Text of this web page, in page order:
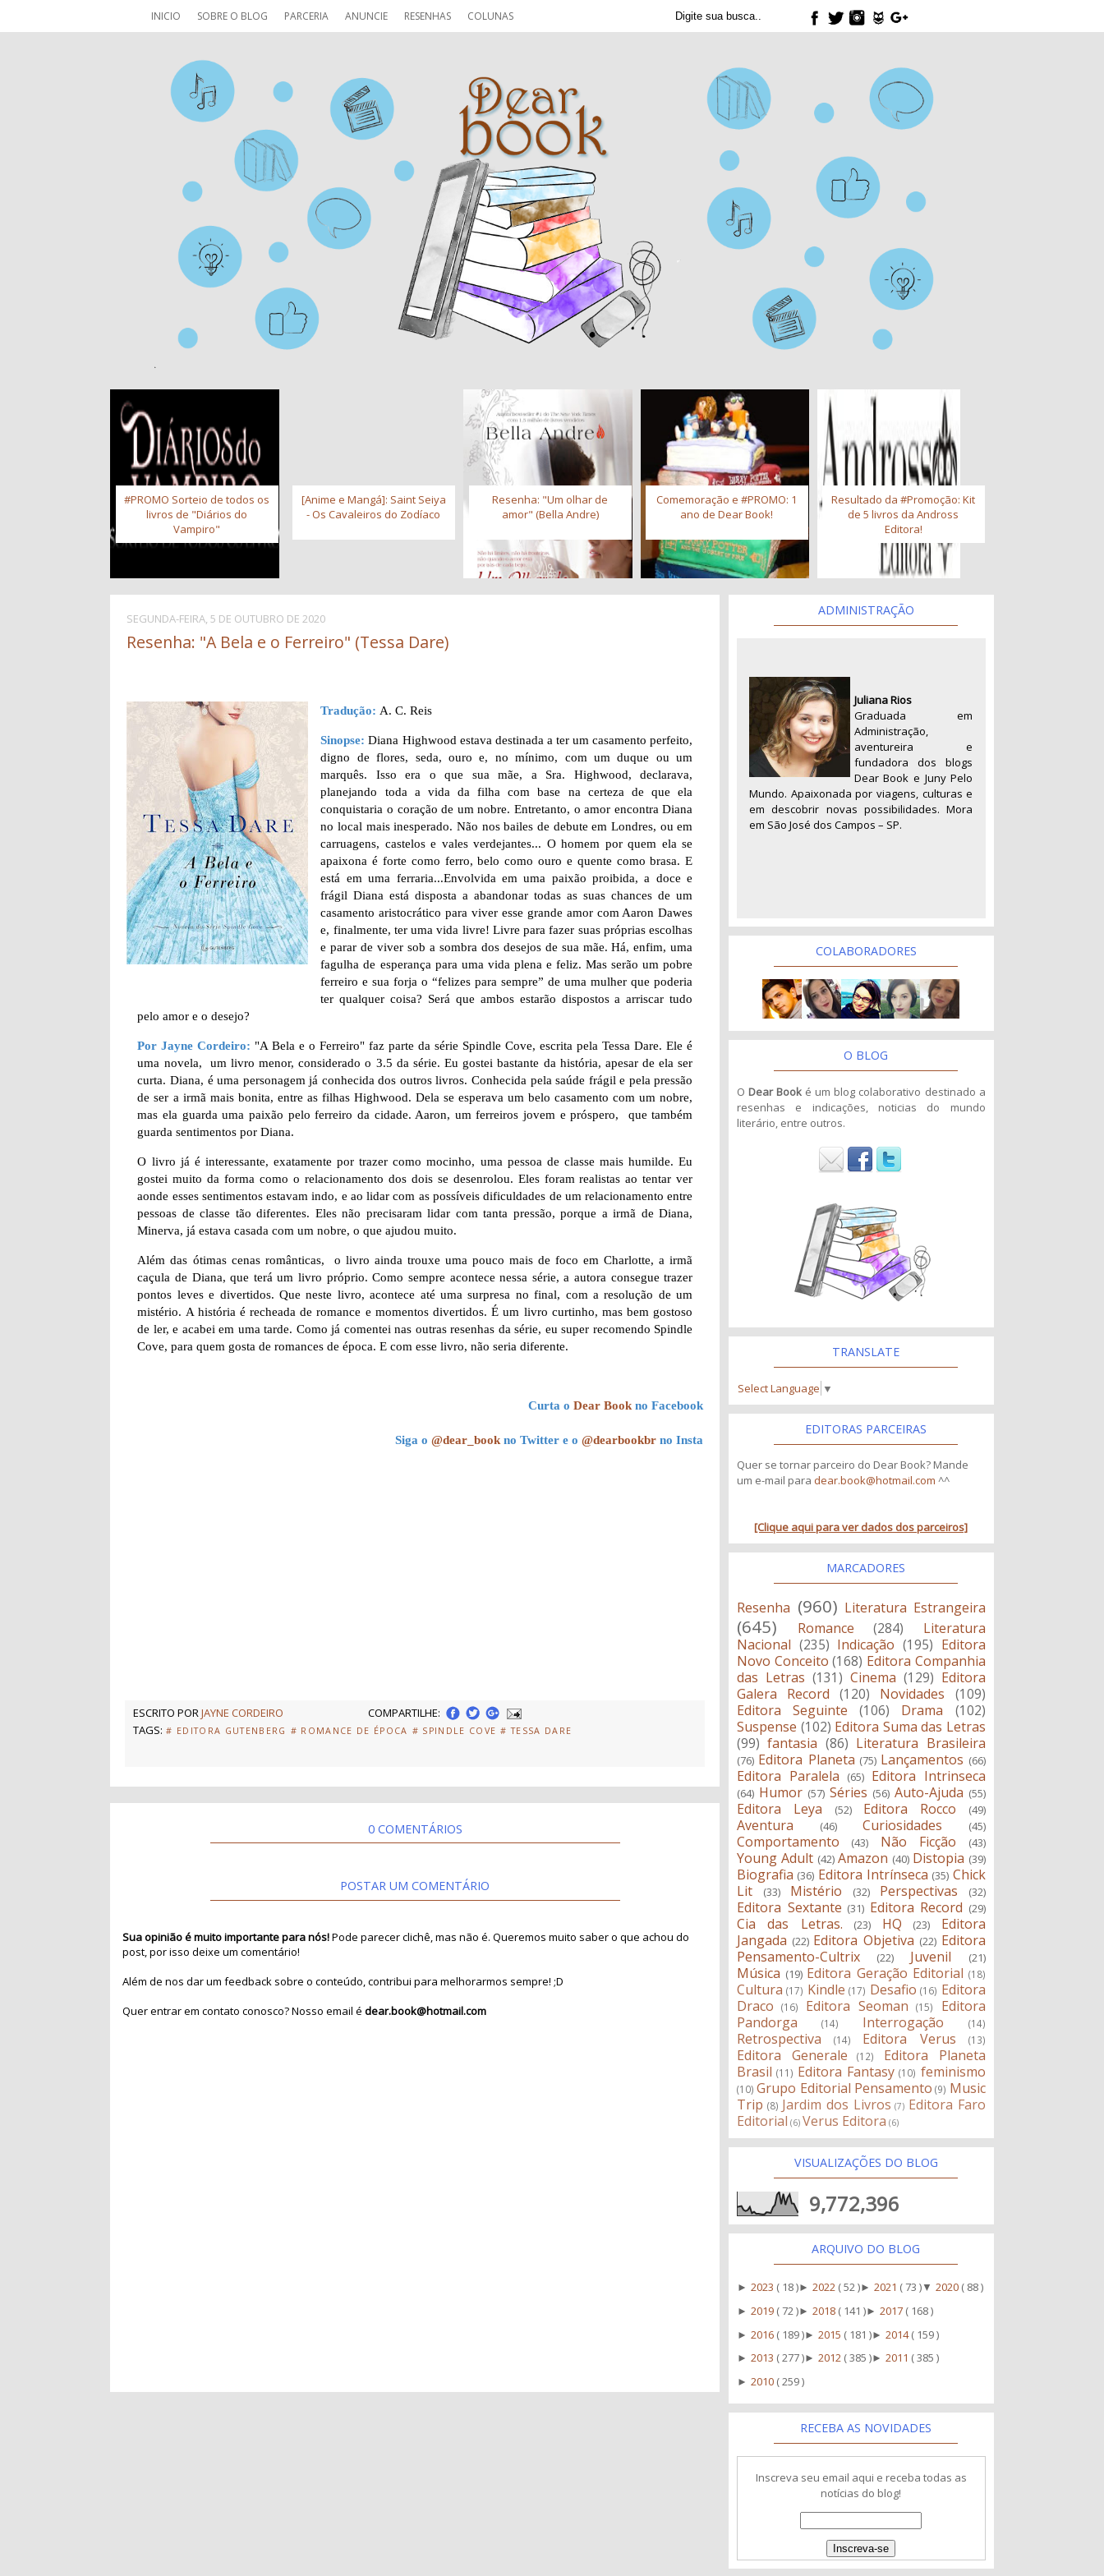
INICIO SOBRE O BLOG PARCERIA ANUNCIE RESENHAS COLUNAS
#PROMO Sorteio de todos os
livros de "Diários do
Vampiro"
[Anime e Mangá]: Saint Seiya
- Os Cavaleiros do Zodíaco
Resenha: "Um olhar de
amor" (Bella Andre)
Comemoração e #PROMO: 1
ano de Dear Book!
Resultado da #Promoção: Kit
de 5 livros da Andross
Editora!
SEGUNDA-FEIRA, 5 DE OUTUBRO DE 2020
Resenha: "A Bela e o Ferreiro" (Tessa Dare)
Tradução:A. C. Reis
Sinopse: Diana Highwood estava destinada a ter um casamento perfeito,
digno de flores, seda, ouro e, no mínimo, com um duque ou um
marquês. Isso era o que sua mãe, a Sra. Highwood, declarava,
planejando toda a vida da filha com base na certeza de que ela
conquistaria o coração de um nobre. Entretanto, o amor encontra Diana
no local mais inesperado. Não nos bailes de debute em Londres, ou em
carruagens, castelos e vales verdejantes... O homem por quem ela se
apaixona é forte como ferro, belo como ouro e quente como brasa. E
está em uma ferraria...Envolvida em uma paixão proibida, a doce e
frágil Diana está disposta a abandonar todas as suas chances de um
casamento aristocrático para viver esse grande amor com Aaron Dawes
e, finalmente, ter uma vida livre! Livre para fazer suas próprias escolhas
e parar de viver sob a sombra dos desejos de sua mãe. Há, enfim, uma
fagulha de esperança para uma vida plena e feliz. Mas serão um pobre
ferreiro e sua forja o “felizes para sempre” de uma mulher que poderia
ter qualquer coisa? Será que ambos estarão dispostos a arriscar tudo
pelo amor e o desejo?
Por Jayne Cordeiro: "A Bela e o Ferreiro" faz parte da série Spindle Cove, escrita pela Tessa Dare. Ele é
uma novela, um livro menor, considerado o 3.5 da série. Eu gostei bastante da história, apesar de ela ser
curta. Diana, é uma personagem já conhecida dos outros livros. Conhecida pela saúde frágil e pela pressão
de ser a irmã mais bonita, entre as filhas Highwood. Dela se esperava um belo casamento com um nobre,
mas ela guarda uma paixão pelo ferreiro da cidade. Aaron, um ferreiros jovem e próspero, que também
guarda sentimentos por Diana.
O livro já é interessante, exatamente por trazer como mocinho, uma pessoa de classe mais humilde. Eu
gostei muito da forma como o relacionamento dos dois se desenrolou. Eles foram realistas ao tentar ver
aonde esses sentimentos estavam indo, e ao lidar com as possíveis dificuldades de um relacionamento entre
pessoas de classe tão diferentes. Eles não precisaram lidar com tanta pressão, porque a irmã de Diana,
Minerva, já estava casada com um nobre, o que ajudou muito.
Além das ótimas cenas românticas, o livro ainda trouxe uma pouco mais de foco em Charlotte, a irmã
caçula de Diana, que terá um livro próprio. Como sempre acontece nessa série, a autora consegue trazer
pontos leves e divertidos. Que neste livro, acontece até uma surpresa no final, com a resolução de um
mistério. A história é recheada de romance e momentos divertidos. É um livro curtinho, mas bem gostoso
de ler, e acabei em uma tarde. Como já comentei nas outras resenhas da série, eu super recomendo Spindle
Cove, para quem gosta de romances de época. E com esse livro, não seria diferente.
Curta oDear Book no Facebook
Siga o@dear_book no Twitter e o@dearbookbr no Insta
ESCRITO PORJAYNE CORDEIRO
COMPARTILHE:
TAGS: # EDITORA GUTENBERG # ROMANCE DE ÉPOCA # SPINDLE COVE # TESSA DARE
0 COMENTÁRIOS
POSTAR UM COMENTÁRIO
Sua opinião é muito importante para nós!Pode parecer clichê, mas não é. Queremos muito saber o que achou do
post, por isso deixe um comentário!
Além de nos dar um feedback sobre o conteúdo, contribui para melhorarmos sempre! ;D
Quer entrar em contato conosco? Nosso email édear.book@hotmail.com
ADMINISTRAÇÃO
Juliana Rios
Graduada em
Administração,
aventureira e
fundadora dos blogs
Dear Book e Juny Pelo
Mundo. Apaixonada por viagens, culturas e
em descobrir novas possibilidades. Mora
em São José dos Campos – SP.
COLABORADORES
O BLOG
O Dear Book é um blog colaborativo destinado a
resenhas e indicações, noticias do mundo
literário, entre outros.
TRANSLATE
Select Language ▼
EDITORAS PARCEIRAS
Quer se tornar parceiro do Dear Book? Mande
um e-mail para dear.book@hotmail.com ^^
[Clique aqui para ver dados dos parceiros]
MARCADORES
Resenha (960) Literatura Estrangeira
(645) Romance (284)
Literatura
Nacional (235) Indicação (195) Editora
Novo Conceito (168) Editora Companhia
das Letras (131) Cinema (129) Editora
Galera Record
(120) Novidades
(109)
Editora Seguinte
(106) Drama
(102)
Suspense (102) Editora Suma das Letras
(99) fantasia (86) Literatura Brasileira
(76) Editora Planeta (75) Lançamentos (66)
Editora Paralela (65) Editora Intrinseca
(64) Humor (57) Séries (56) Auto-Ajuda (55)
Editora Leya (52) Editora Rocco (49)
Aventura (46) Curiosidades (45)
Comportamento (43) Não Ficção (43)
Young Adult (42) Amazon (40) Distopia (39)
Biografia (36) Editora Intrínseca (35) Chick
Lit
(33) Mistério (32) Perspectivas (32)
Editora Sextante (31) Editora Record (29)
Cia das Letras. (23) HQ (23)
Editora
Jangada (22) Editora Objetiva (22) Editora
Pensamento-Cultrix
(22) Juvenil (21)
Música (19) Editora Geração Editorial (18)
Cultura (17) Kindle (17) Desafio (16) Editora
Draco
(16) Editora Seoman (15)
Editora
Pandorga
(14) Interrogação (14)
Retrospectiva (14) Editora Verus (13)
Editora Generale (12)
Editora Planeta
Brasil (11) Editora Fantasy (10) feminismo
(10) Grupo Editorial Pensamento (9) Music
Trip (8) Jardim dos Livros (7) Editora Faro
Editorial (6) Verus Editora (6)
VISUALIZAÇÕES DO BLOG
9,772,396
ARQUIVO DO BLOG
►2023 ( 18 )►2022 ( 52 )►2021 ( 73 ) ▼2020 ( 88 )
►2019 ( 72 )►2018 ( 141 )►2017 ( 168 )
►2016 ( 189 )►2015 ( 181 )►2014( 159 )
►2013 ( 277 )►2012 ( 385 )►2011 ( 385 )
►2010 ( 259 )
RECEBA AS NOVIDADES
Inscreva seu email aqui e receba todas as
notícias do blog!